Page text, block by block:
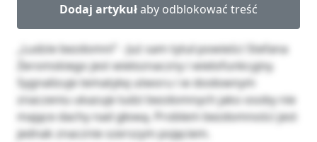
Dodaj artykułaby odblokować treść
„Ludzie bezdomni” - Już sam tytuł powieści Stefana
Żeromskiego jest wieloznaczny i wielofunkcyjny.
Sygnalizuje tematykę utworu i w dosłownym
znaczeniu ukazuje ludzi bezdomnych jako osoby nie
mające dachy nad głową. Problem bezdomności jest
jednak znacznie szerszym pojęciem.